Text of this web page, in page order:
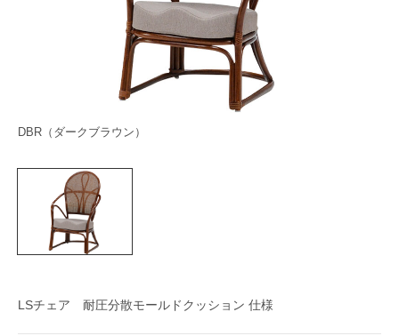
DBR（ダークブラウン）
LSチェア 耐圧分散モールドクッション 仕様